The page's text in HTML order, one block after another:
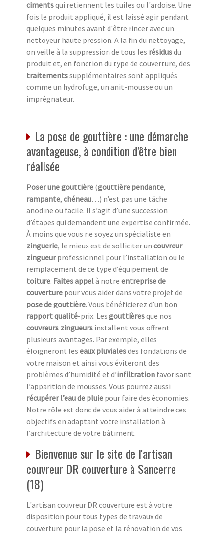
cimentsqui retiennent les tuiles ou l'ardoise. Une
fois le produit appliqué, il est laissé agir pendant
quelques minutes avant d'être rincer avec un
nettoyeur haute pression. A la fin du nettoyage,
on veille à la suppression de tous les résidusdu
produit et, en fonction du type de couverture, des
traitementssupplémentaires sont appliqués
comme un hydrofuge, un anit-mousse ou un
imprégnateur.
La pose de gouttière : une démarche
avantageuse, à condition d’être bien
réalisée
Poser une gouttière (gouttière pendante,
rampante, chéneau…) n’est pas une tâche
anodine ou facile. Il s’agit d’une succession
d’étapes qui demandent une expertise confirmée.
À moins que vous ne soyez un spécialiste en
zinguerie, le mieux est de solliciter un couvreur
zingueurprofessionnel pour l’installation ou le
remplacement de ce type d’équipement de
toiture. Faites appelà notre entreprise de
couverture pour vous aider dans votre projet de
pose de gouttière. Vous bénéficierez d’un bon
rapport qualité-prix. Les gouttièresque nos
couvreurs zingueurs installent vous offrent
plusieurs avantages. Par exemple, elles
éloigneront les eaux pluvialesdes fondations de
votre maison et ainsi vous éviteront des
problèmes d’humidité et d’infiltration favorisant
l’apparition de mousses. Vous pourrez aussi
récupérer l’eau de pluie pour faire des économies.
Notre rôle est donc de vous aider à atteindre ces
objectifs en adaptant votre installation à
l’architecture de votre bâtiment.
Bienvenue sur le site de l'artisan
couvreur DR couverture à Sancerre
(18)
L'artisan couvreur DR couverture est à votre
disposition pour tous types de travaux de
couverture pour la pose et la rénovation de vos